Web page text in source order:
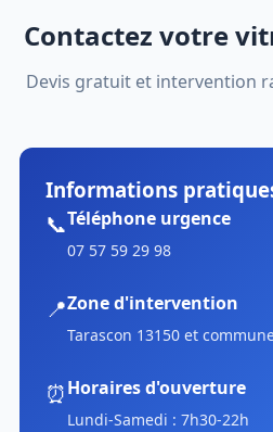
Contactez votre
Devis gratuit et intervention
Informations
📞Téléphone urgence
07 57 59 29 98
📍Zone d'intervention
Tarascon 13150 et
⏰Horaires d'ouverture
Lundi-Samedi : 7h30-22h